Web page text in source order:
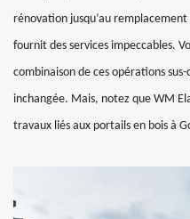
rénovation jusqu’au
fournit des services impeccables.
combinaison de ces opérations
inchangée. Mais, notez que WM
travaux liés aux portails en bois à